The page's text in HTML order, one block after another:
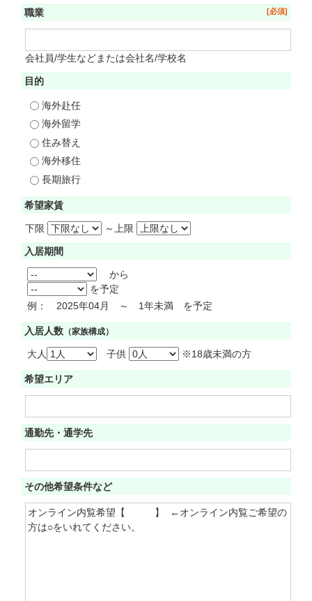
職業
会社員/学生などまたは会社名/学校名
目的
海外赴任
海外留学
住み替え
海外移住
長期旅行
希望家賃
下限 ～ 上限
入居期間
から
を予定
例： 2025年04月 ～ 1年未満 を予定
入居人数 （家族構成）
大人 子供 ※18歳未満の方
希望エリア
通勤先・通学先
その他希望条件など